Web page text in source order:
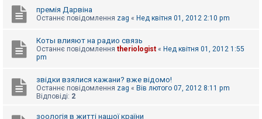
м
б
о
премія Дарвіна
Останнє повідомлення zag « Нед квітня 01, 2012 2:10 pm
Коты влияют на радио связь
Останнє повідомлення theriologist « Нед квітня 01, 2012 1:55
pm
звідки взялися кажани? вже відомо!
Останнє повідомлення zag « Вів лютого 07, 2012 8:11 pm
Відповіді: 2
зоологія в житті нашої країни